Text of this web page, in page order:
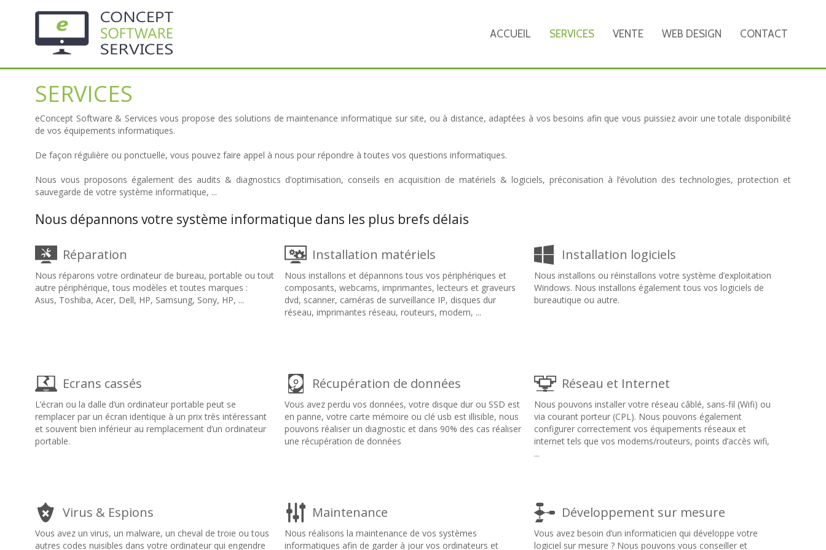
ACCUEIL SERVICES VENTE WEB DESIGN CONTACT
SERVICES
eConcept Software & Services vous propose des solutions de maintenance informatique sur site, ou à distance, adaptées à vos besoins afin que vous puissiez avoir une totale disponibilité
de vos équipements informatiques.
De façon régulière ou ponctuelle, vous pouvez faire appel à nous pour répondre à toutes vos questions informatiques.
Nous vous proposons également des audits & diagnostics d’optimisation, conseils en acquisition de matériels & logiciels, préconisation à l’évolution des technologies, protection et
sauvegarde de votre système informatique, ...
Nous dépannons votre système informatique dans les plus brefs délais
Réparation
Nous réparons votre ordinateur de bureau, portable ou tout
autre périphérique, tous modèles et toutes marques :
Asus, Toshiba, Acer, Dell, HP, Samsung, Sony, HP, ...
Installation matériels
Nous installons et dépannons tous vos périphériques et
composants, webcams, imprimantes, lecteurs et graveurs
dvd, scanner, caméras de surveillance IP, disques dur
réseau, imprimantes réseau, routeurs, modem, ...
Installation logiciels
Nous installons ou réinstallons votre système d’exploitation
Windows. Nous installons également tous vos logiciels de
bureautique ou autre.
Ecrans cassés
L’écran ou la dalle d’un ordinateur portable peut se
remplacer par un écran identique à un prix très intéressant
et souvent bien inférieur au remplacement d’un ordinateur
portable.
Récupération de données
Vous avez perdu vos données, votre disque dur ou SSD est
en panne, votre carte mémoire ou clé usb est illisible, nous
pouvons réaliser un diagnostic et dans 90% des cas réaliser
une récupération de données
Réseau et Internet
Nous pouvons installer votre réseau câblé, sans-fil (Wifi) ou
via courant porteur (CPL). Nous pouvons également
configurer correctement vos équipements réseaux et
internet tels que vos modems/routeurs, points d’accès wifi,
...
Virus & Espions
Vous avez un virus, un malware, un cheval de troie ou tous
autres codes nuisibles dans votre ordinateur qui engendre
Maintenance
Nous réalisons la maintenance de vos systèmes
informatiques afin de garder à jour vos ordinateurs et
Développement sur mesure
Vous avez besoin d’un informaticien qui développe votre
logiciel sur mesure ? Nous pouvons vous conseiller et